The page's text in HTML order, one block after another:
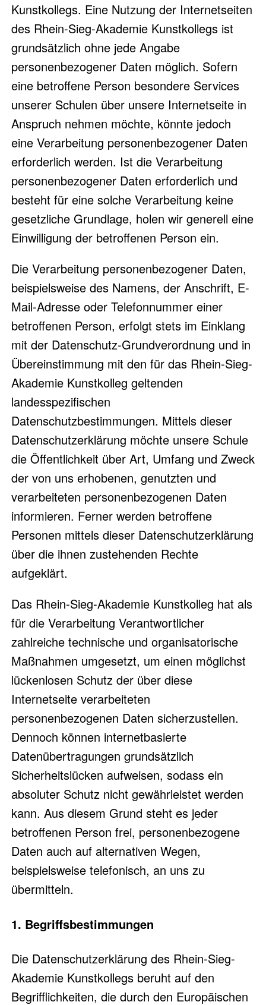
Kunstkollegs. Eine Nutzung der Internetseiten
des Rhein-Sieg-Akademie Kunstkollegs ist
grundsätzlich ohne jede Angabe
personenbezogener Daten möglich. Sofern
eine betroffene Person besondere Services
unserer Schulen über unsere Internetseite in
Anspruch nehmen möchte, könnte jedoch
eine Verarbeitung personenbezogener Daten
erforderlich werden. Ist die Verarbeitung
personenbezogener Daten erforderlich und
besteht für eine solche Verarbeitung keine
gesetzliche Grundlage, holen wir generell eine
Einwilligung der betroffenen Person ein.
Die Verarbeitung personenbezogener Daten,
beispielsweise des Namens, der Anschrift, E-
Mail-Adresse oder Telefonnummer einer
betroffenen Person, erfolgt stets im Einklang
mit der Datenschutz-Grundverordnung und in
Übereinstimmung mit den für das Rhein-Sieg-
Akademie Kunstkolleg geltenden
landesspezifischen
Datenschutzbestimmungen. Mittels dieser
Datenschutzerklärung möchte unsere Schule
die Öffentlichkeit über Art, Umfang und Zweck
der von uns erhobenen, genutzten und
verarbeiteten personenbezogenen Daten
informieren. Ferner werden betroffene
Personen mittels dieser Datenschutzerklärung
über die ihnen zustehenden Rechte
aufgeklärt.
Das Rhein-Sieg-Akademie Kunstkolleg hat als
für die Verarbeitung Verantwortlicher
zahlreiche technische und organisatorische
Maßnahmen umgesetzt, um einen möglichst
lückenlosen Schutz der über diese
Internetseite verarbeiteten
personenbezogenen Daten sicherzustellen.
Dennoch können internetbasierte
Datenübertragungen grundsätzlich
Sicherheitslücken aufweisen, sodass ein
absoluter Schutz nicht gewährleistet werden
kann. Aus diesem Grund steht es jeder
betroffenen Person frei, personenbezogene
Daten auch auf alternativen Wegen,
beispielsweise telefonisch, an uns zu
übermitteln.
1. Begriffsbestimmungen
Die Datenschutzerklärung des Rhein-Sieg-
Akademie Kunstkollegs beruht auf den
Begrifflichkeiten, die durch den Europäischen